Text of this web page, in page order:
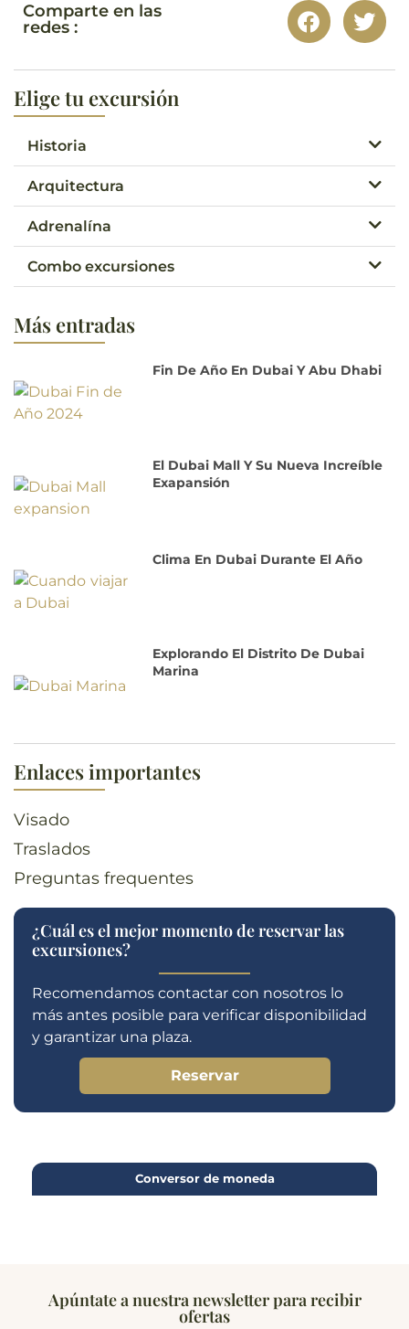
Comparte en las
redes :
Elige tu excursión
Historia
Arquitectura
Adrenalína
Combo excursiones
Más entradas
Fin De Año En Dubai Y Abu Dhabi
El Dubai Mall Y Su Nueva Increíble
Exapansión
Clima En Dubai Durante El Año
Explorando El Distrito De Dubai
Marina
Enlaces importantes
Visado
Traslados
Preguntas frequentes
¿Cuál es el mejor momento de reservar las
excursiones?
Recomendamos contactar con nosotros lo
más antes posible para verificar disponibilidad
y garantizar una plaza.
Reservar
Conversor de moneda
Apúntate a nuestra newsletter para recibir
ofertas